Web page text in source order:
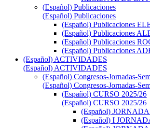
(Español) Publicaciones
(Español) Publicaciones
(Español) Publicaciones
(Español) Publicaciones
(Español) Publicaciones
(Español) Publicaciones
(Español) ACTIVIDADES
(Español) ACTIVIDADES
(Español) Congresos-Jornadas-
(Español) Congresos-Jornadas-
(Español) CURSO 2025/26
(Español) CURSO 2025/26
(Español)
(Español) I